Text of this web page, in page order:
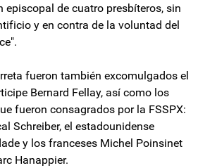
episcopal de cuatro presbíteros, sin
y en contra de la voluntad del
fueron también excomulgados el
Bernard Fellay, así como los
fueron consagrados por la FSSPX:
Schreiber, el estadounidense
y los franceses Michel Poinsinet
Hanappier.